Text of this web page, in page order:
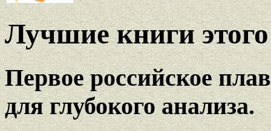
Лучшие книги этого
Первое российское
для глубокого анализа.